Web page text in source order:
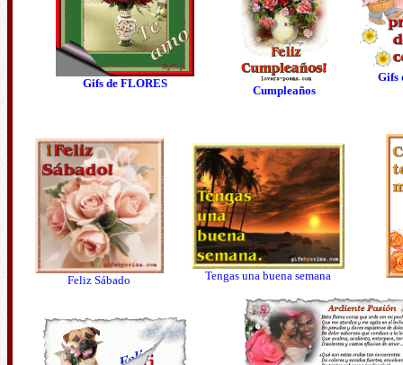
Gifs de FLORES
Cumpleaños
Gifs
Feliz Sábado Tengas una buena semana